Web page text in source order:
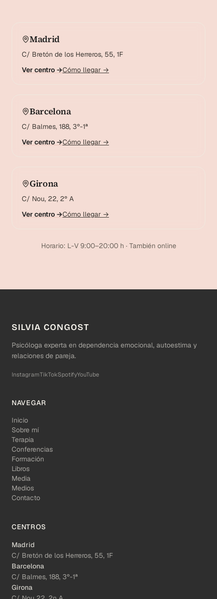
Madrid
C/ Bretón de los Herreros, 55, 1F
Ver centro →Cómo llegar →
Barcelona
C/ Balmes, 188, 3º-1ª
Ver centro →Cómo llegar →
Girona
C/ Nou, 22, 2º A
Ver centro →Cómo llegar →
Horario: L-V 9:00–20:00 h · También online
SILVIA CONGOST
Psicóloga experta en dependencia emocional, autoestima y
relaciones de pareja.
InstagramTikTokSpotifyYouTube
NAVEGAR
Inicio
Sobre mí
Terapia
Conferencias
Formación
Libros
Media
Medios
Contacto
CENTROS
Madrid
C/ Bretón de los Herreros, 55, 1F
Barcelona
C/ Balmes, 188, 3º-1ª
Girona